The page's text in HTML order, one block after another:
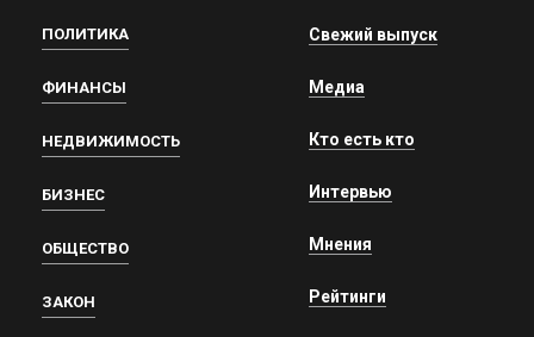
ПОЛИТИКА
ФИНАНСЫ
НЕДВИЖИМОСТЬ
БИЗНЕС
ОБЩЕСТВО
ЗАКОН
Свежий выпуск
Медиа
Кто есть кто
Интервью
Мнения
Рейтинги